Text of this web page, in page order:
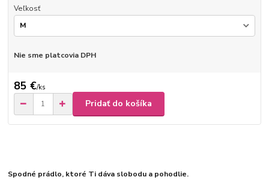
Veľkosť
Nie sme platcovia DPH
85 €/ks
Pridať do košíka
Spodné prádlo, ktoré Ti dáva slobodu a pohodlie.